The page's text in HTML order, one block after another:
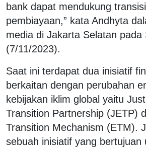
bank dapat mendukung
pembiayaan,” kata Andhyta
media di Jakarta Selatan pada
(7/11/2023).
Saat ini terdapat dua inisiatif
berkaitan dengan perubahan
kebijakan iklim global yaitu
Transition Partnership (JETP)
Transition Mechanism (ETM).
sebuah inisiatif yang bertujuan